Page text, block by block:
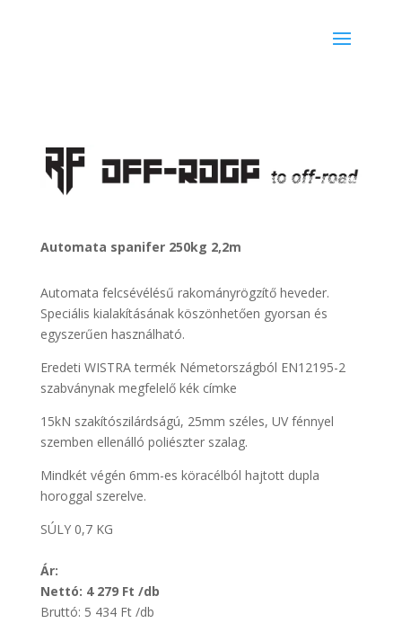
Automata spanifer 250kg 2,2m
Automata felcsévélésű rakományrögzítő heveder.
Speciális kialakításának köszönhetően gyorsan és
egyszerűen használható.
Eredeti WISTRA termék Németországból EN12195-2
szabványnak megfelelő kék címke
15kN szakítószilárdságú, 25mm széles, UV fénnyel
szemben ellenálló poliészter szalag.
Mindkét végén 6mm-es köracélból hajtott dupla
horoggal szerelve.
SÚLY 0,7 KG
Ár:
Nettó: 4 279 Ft /db
Bruttó: 5 434 Ft /db